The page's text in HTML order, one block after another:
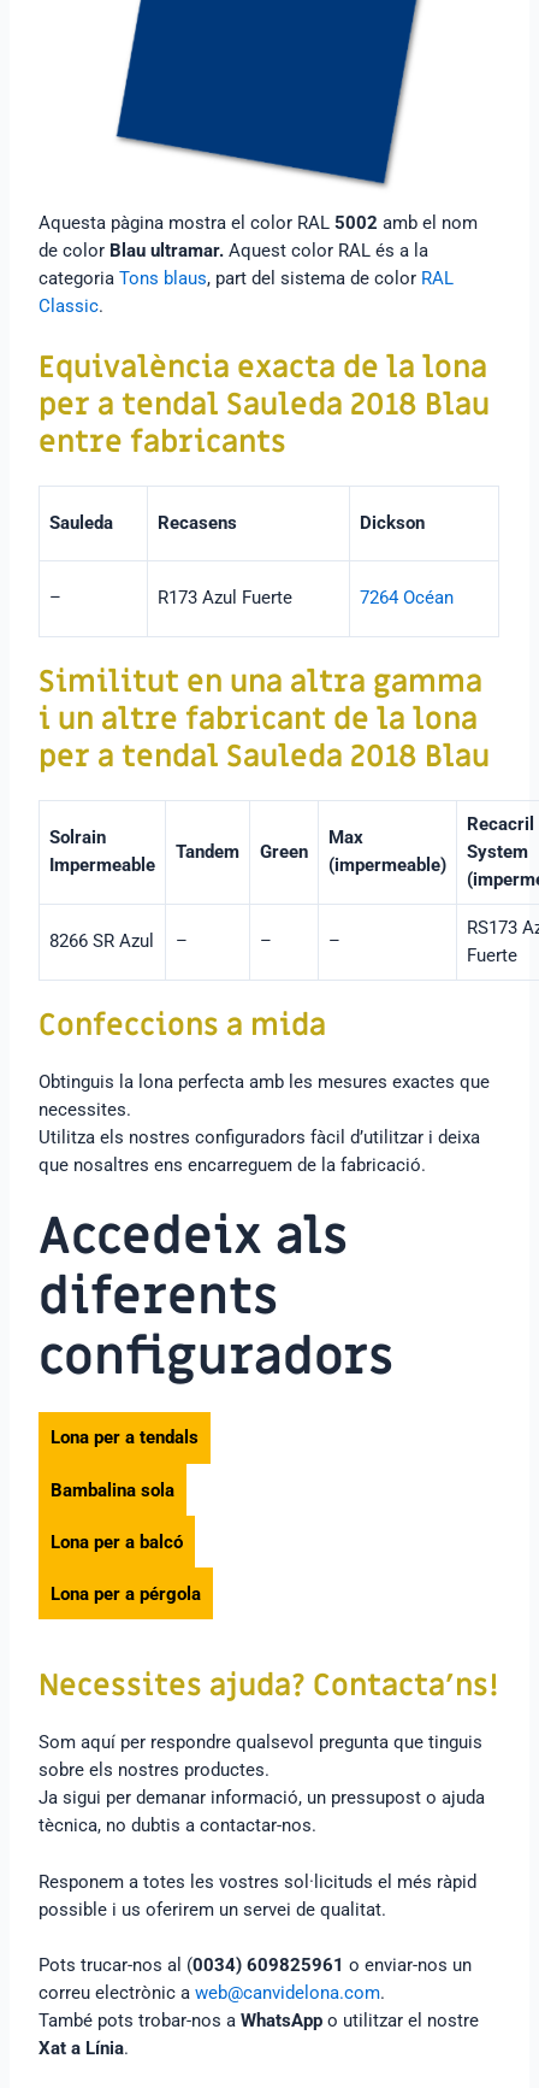
Aquesta pàgina mostra el color RAL5002 amb el nom
de color Blau ultramar. Aquest color RAL és a la
categoriaTons blaus, part del sistema de color RAL
Classic.
Equivalència exacta de la lona
per a tendal Sauleda 2018 Blau
entre fabricants
Sauleda Recasens Dickson
– R173 Azul Fuerte 7264 Océan
Similitut en una altra gamma
i un altre fabricant de la lona
per a tendal Sauleda 2018 Blau
Solrain
Impermeable
Tandem Green
Max
(impermeable)
Recacril
System
8266 SR Azul – – –
RS173
Fuerte
Confeccions a mida
Obtinguis la lona perfecta amb les mesures exactes que
necessites.
Utilitza els nostres configuradors fàcil d’utilitzar i deixa
que nosaltres ens encarreguem de la fabricació.
Accedeix als
diferents
configuradors
Lona per a tendals
Bambalina sola
Lona per a balcó
Lona per a pérgola
Necessites ajuda? Contacta’ns!
Som aquí per respondre qualsevol pregunta que tinguis
sobre els nostres productes.
Ja sigui per demanar informació, un pressupost o ajuda
tècnica, no dubtis a contactar-nos.
Responem a totes les vostres sol·licituds el més ràpid
possible i us oferirem un servei de qualitat.
Pots trucar-nos al (0034) 609825961 o enviar-nos un
correu electrònic aweb@canvidelona.com.
També pots trobar-nos aWhatsAppo utilitzar el nostre
Xat a Línia.